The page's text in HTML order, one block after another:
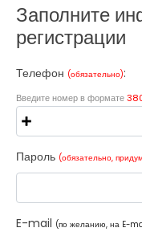
Заполните
регистрации
Телефон (обязательно):
Введите номер в формате
Пароль (обязательно,
E-mail (по желанию, на E-